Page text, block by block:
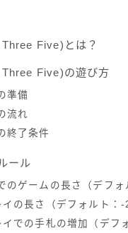
Five)とは？
Five)の遊び方
準備
流れ
終了条件
ール
のゲームの長さ（デフォ
の長さ（デフォルト：-
での手札の増加（デフ